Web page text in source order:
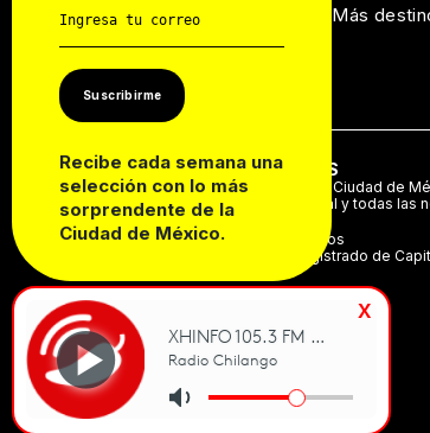
Suscribirme
Recibe cada semana una
selección con lo más
sorprendente de la
Ciudad de México.
Personal
Casa
Más
ACERCA DE NOSOTROS
Te decimos qué hacer en la Ciudad de
música, cine, cartelera teatral y todas las
©2024 Derechos Reservados
Chilango es una marca registrado de
x